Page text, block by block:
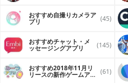
おすすめ自撮りカメラア
プリ (45)
おすすめチャット・メ
ッセージングアプリ (145)
おすすめ2018年11月リ
リースの新作ゲームアプ (61)